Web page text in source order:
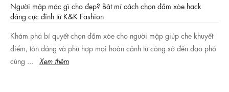
Người mập mặc gì cho đẹp? Bật mí cách chọn đầm xòe hack
dáng cực đỉnh từ K&K Fashion
Khám phá bí quyết chọn đầm xòe cho người mập giúp che khuyết
điểm, tôn dáng và phù hợp mọi hoàn cảnh từ công sở đến dạo phố
cùng ...
Xem thêm